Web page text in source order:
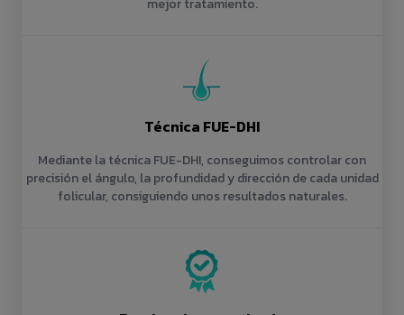
mejor tratamiento.
Técnica FUE-DHI
Mediante la técnica FUE-DHI, conseguimos controlar con
precisión el ángulo, la profundidad y dirección de cada unidad
folicular, consiguiendo unos resultados naturales.